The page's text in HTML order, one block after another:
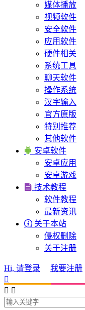
媒体播放
视频软件
安全软件
应用软件
硬件相关
系统工具
聊天软件
操作系统
汉字输入
官方原版
特别推荐
其他软件
 安卓软件
安卓应用
安卓游戏
 技术教程
软件教程
最新资讯
 关于本站
侵权删除
关于注册
Hi, 请登录 我要注册

 